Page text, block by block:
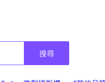
搜尋